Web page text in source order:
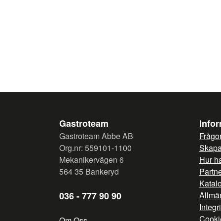
Gastroteam
Gastroteam Abbe AB
Org.nr: 559101-1100
Mekanikervägen 6
564 35 Bankeryd
036 - 777 90 90
Hur